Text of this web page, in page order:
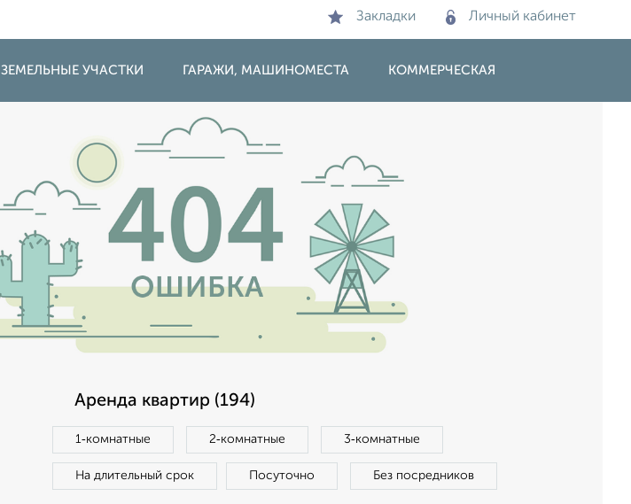
Закладки Личный кабинет
ЗЕМЕЛЬНЫЕ УЧАСТКИ ГАРАЖИ, МАШИНОМЕСТА КОММЕРЧЕСКАЯ
Аренда квартир (194)
1‑комнатные 2‑комнатные 3‑комнатные
На длительный срок Посуточно Без посредников